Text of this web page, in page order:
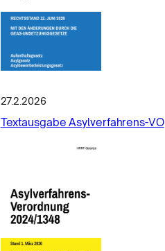
27.2.2026
Textausgabe Asylverfahrens-VO